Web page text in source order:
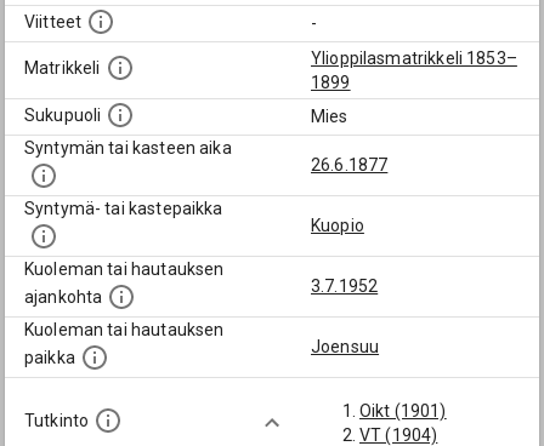
Viitteet
-
Matrikkeli
Ylioppilasmatrikkeli 1853–
1899
Sukupuoli
Mies
Syntymän tai kasteen aika
26.6.1877
Syntymä- tai kastepaikka
Kuopio
Kuoleman tai hautauksen
ajankohta
3.7.1952
Kuoleman tai hautauksen
paikka
Joensuu
Tutkinto
Oikt (1901)
VT (1904)